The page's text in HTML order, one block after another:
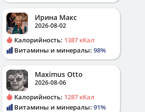
Ирина Макс
2026-08-02
Калорийность: 1387 кКал
Витамины и минералы: 98%
Maximus Otto
2026-08-06
Калорийность: 1287 кКал
Витамины и минералы: 91%